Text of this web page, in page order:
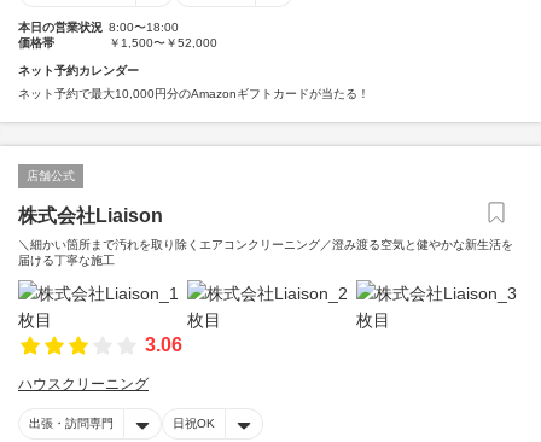
本日の営業状況 8:00〜18:00
価格帯
￥1,500〜￥52,000
ネット予約カレンダー
ネット予約で最大10,000円分のAmazonギフトカードが当たる！
店舗公式
株式会社Liaison
＼細かい箇所まで汚れを取り除くエアコンクリーニング／澄み渡る空気と健やかな新生活を
届ける丁寧な施工
3.06
ハウスクリーニング
出張・訪問専門 日祝OK